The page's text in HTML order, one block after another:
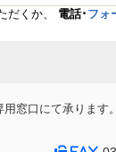
だくか、 電話･ フォ
窓口にて承ります。